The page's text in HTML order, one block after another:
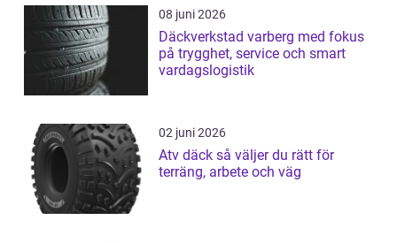
08 juni 2026
Däckverkstad varberg med fokus
på trygghet, service och smart
vardagslogistik
02 juni 2026
Atv däck så väljer du rätt för
terräng, arbete och väg